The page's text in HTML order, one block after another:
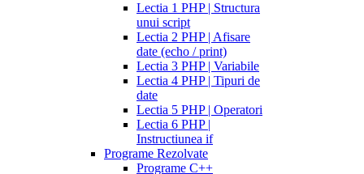
Lectia 1 PHP | Structura
unui script
Lectia 2 PHP | Afisare
date (echo / print)
Lectia 3 PHP | Variabile
Lectia 4 PHP | Tipuri de
date
Lectia 5 PHP | Operatori
Lectia 6 PHP |
Instructiunea if
Programe Rezolvate
Programe C++